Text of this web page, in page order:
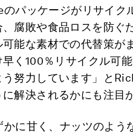
のパッケージがリサイク
腐敗や食品ロスを防ぐ
能な素材での代替策が
く100％リサイクル可
う努力しています」と
解決されるかにも注目
に甘く、ナッツのよう